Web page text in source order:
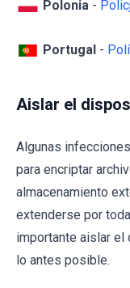
Polonia -
Portugal -
Aislar el
Algunas
para encriptar
almacenamiento
extenderse por
importante aislar
lo antes posible.